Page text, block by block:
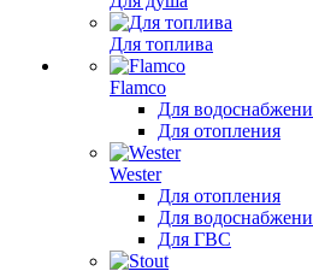
Для топлива
Flamco
Для
Для отопления
Wester
Для отопления
Для
Для ГВС